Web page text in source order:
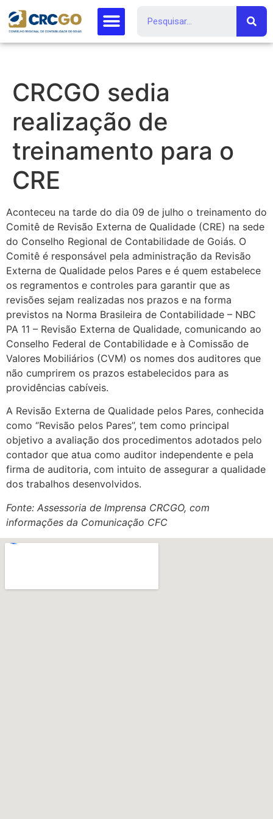
CRCGO sedia
realização de
treinamento para o
CRE
Aconteceu na tarde do dia 09 de julho o treinamento do
Comitê de Revisão Externa de Qualidade (CRE) na sede
do Conselho Regional de Contabilidade de Goiás. O
Comitê é responsável pela administração da Revisão
Externa de Qualidade pelos Pares e é quem estabelece
os regramentos e controles para garantir que as
revisões sejam realizadas nos prazos e na forma
previstos na Norma Brasileira de Contabilidade – NBC
PA 11 – Revisão Externa de Qualidade, comunicando ao
Conselho Federal de Contabilidade e à Comissão de
Valores Mobiliários (CVM) os nomes dos auditores que
não cumprirem os prazos estabelecidos para as
providências cabíveis.
A Revisão Externa de Qualidade pelos Pares, conhecida
como ‘’Revisão pelos Pares’’, tem como principal
objetivo a avaliação dos procedimentos adotados pelo
contador que atua como auditor independente e pela
firma de auditoria, com intuito de assegurar a qualidade
dos trabalhos desenvolvidos.
Fonte: Assessoria de Imprensa CRCGO, com
informações da Comunicação CFC